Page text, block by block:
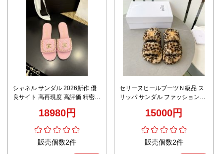
シャネル サンダル 2026新作 優
良サイト 高再現度 高評価 精密デ
ト 数量限定入荷18980円
販売個数2件
セリーヌヒールブーツＮ級品 ス
リッパ サンダル ファッション感
15000円
販売個数2件